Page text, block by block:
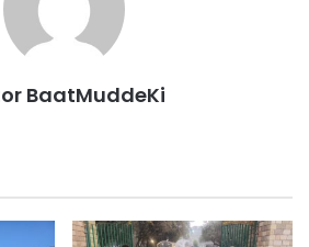
BaatMuddeKi